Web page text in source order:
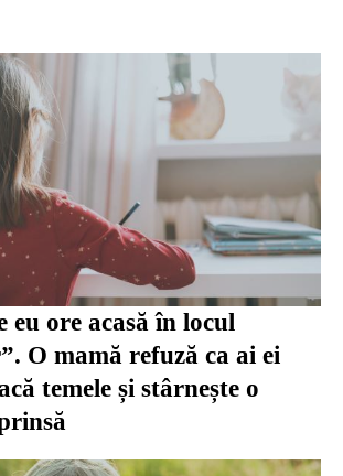
eu ore acasă în locul
O mamă refuză ca ai ei
temele și stârnește o